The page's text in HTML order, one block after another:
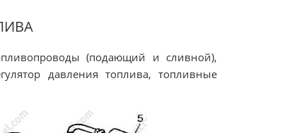
(подающий и сливной),
давления топлива, топливные